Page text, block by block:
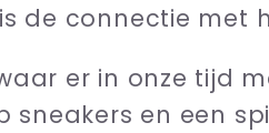
de connectie met
er in onze tijd
sneakers en een